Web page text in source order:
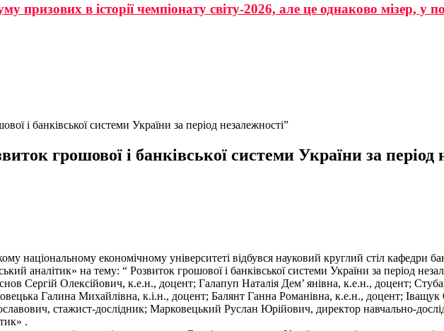
призових в історії чемпіонату світу-2026, але це однаково мізер,
і банківської системи України за період незалежності”
грошової і банківської системи України за період
національному економічному університеті відбувся науковий круглий стіл кафедри
аналітик» на тему: “ Розвиток грошової і банківської системи України за період
Сергій Олексійович, к.е.н., доцент; Галапуп Наталія Дем’ янівна, к.е.н., доцент;
Галина Михайлівна, к.і.н., доцент; Балянт Ганна Романівна, к.е.н., доцент;
стажист-дослідник; Марковецький Руслан Юрійович, директор навчально-
.